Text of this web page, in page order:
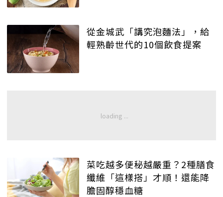
從金城武「講究泡麵法」，給
輕熟齡世代的10個飲食提案
菜吃越多便秘越嚴重？2種膳食
纖維「這樣搭」才順！還能降
膽固醇穩血糖